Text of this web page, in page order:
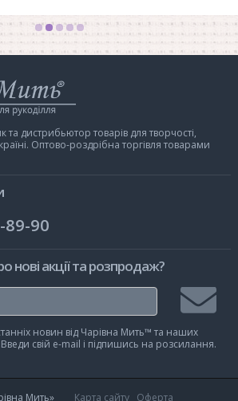
дистрибьютор товарів для творчості,
Оптово-роздрібна торгівля товарами
89-90
нові акції та розпродаж?
на
новин від Чарівна Мить™ та наших
свій e-mail і підпишись на розсилання.
Мить» Карта сайту Оферта